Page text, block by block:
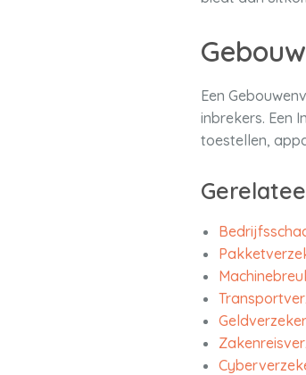
Een
inbrekers. Een
toestellen,